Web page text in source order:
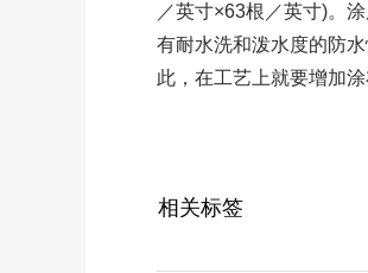
／英寸×63根／英寸)。
有耐水洗和泼水度的防
此，在工艺上就要增加
相关标签